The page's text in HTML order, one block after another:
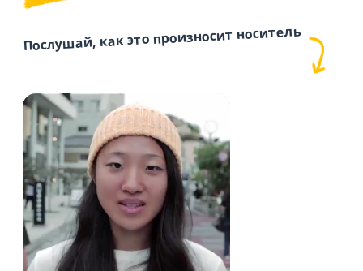
Послушай, как это произносит носитель